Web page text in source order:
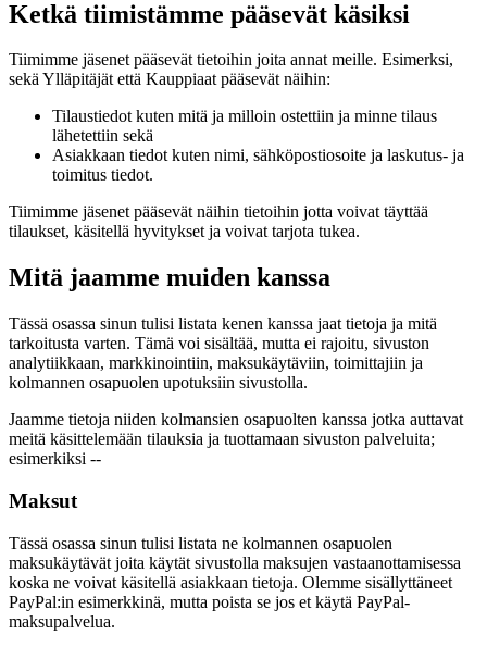
Ketkä tiimistämme pääsevät käsiksi
Tiimimme jäsenet pääsevät tietoihin joita annat meille. Esimerksi,
sekä Ylläpitäjät että Kauppiaat pääsevät näihin:
Tilaustiedot kuten mitä ja milloin ostettiin ja minne tilaus
lähetettiin sekä
Asiakkaan tiedot kuten nimi, sähköpostiosoite ja laskutus- ja
toimitus tiedot.
Tiimimme jäsenet pääsevät näihin tietoihin jotta voivat täyttää
tilaukset, käsitellä hyvitykset ja voivat tarjota tukea.
Mitä jaamme muiden kanssa
Tässä osassa sinun tulisi listata kenen kanssa jaat tietoja ja mitä
tarkoitusta varten. Tämä voi sisältää, mutta ei rajoitu, sivuston
analytiikkaan, markkinointiin, maksukäytäviin, toimittajiin ja
kolmannen osapuolen upotuksiin sivustolla.
Jaamme tietoja niiden kolmansien osapuolten kanssa jotka auttavat
meitä käsittelemään tilauksia ja tuottamaan sivuston palveluita;
esimerkiksi --
Maksut
Tässä osassa sinun tulisi listata ne kolmannen osapuolen
maksukäytävät joita käytät sivustolla maksujen vastaanottamisessa
koska ne voivat käsitellä asiakkaan tietoja. Olemme sisällyttäneet
PayPal:in esimerkkinä, mutta poista se jos et käytä PayPal-
maksupalvelua.